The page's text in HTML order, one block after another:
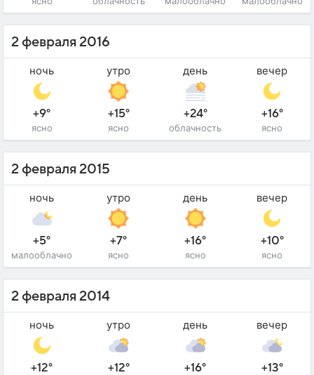
2 февраля 2016
ночь
+9°
ясно
утро
+15°
ясно
день
+24°
облачность
вечер
+16°
ясно
2 февраля 2015
ночь
+5°
малооблачно
утро
+7°
ясно
день
+16°
ясно
вечер
+10°
ясно
2 февраля 2014
ночь
+12°
утро
+12°
день
+16°
вечер
+13°